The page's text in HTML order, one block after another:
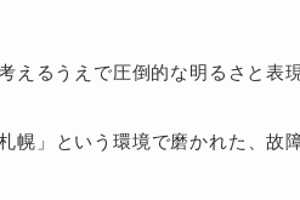
えるうえで圧倒的な明るさと表
幌」という環境で磨かれた、故